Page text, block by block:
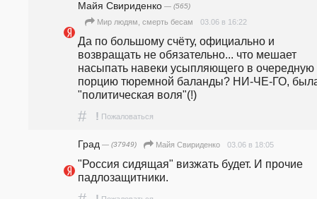
Майя Свириденко — (565)
Мир людям, смерть бесам 03.06 в 16:22
Да по большому счёту, официально и
возвращать не обязательно... что мешает
насыпать навеки усыпляющего в очередную
порцию тюремной баланды? НИ-ЧЕ-ГО,
"политическая воля"(!)
# ! Пожаловаться
Град — (37949) Майя Свириденко 03.06 в 18:05
"Россия сидящая" визжать будет. И прочие
падлозащитники.